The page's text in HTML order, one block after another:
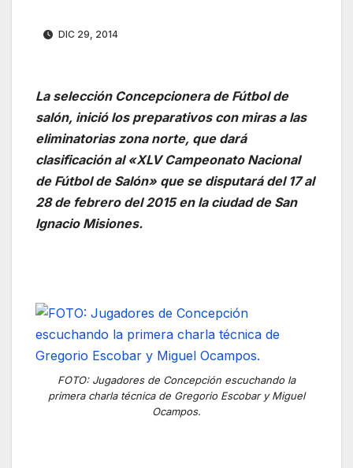
DIC 29, 2014
La selección Concepcionera de Fútbol de
salón, inició los preparativos con miras a las
eliminatorias zona norte, que dará
clasificación al «XLV Campeonato Nacional
de Fútbol de Salón» que se disputará del 17 al
28 de febrero del 2015 en la ciudad de San
Ignacio Misiones.
FOTO: Jugadores de Concepción escuchando la
primera charla técnica de Gregorio Escobar y Miguel
Ocampos.